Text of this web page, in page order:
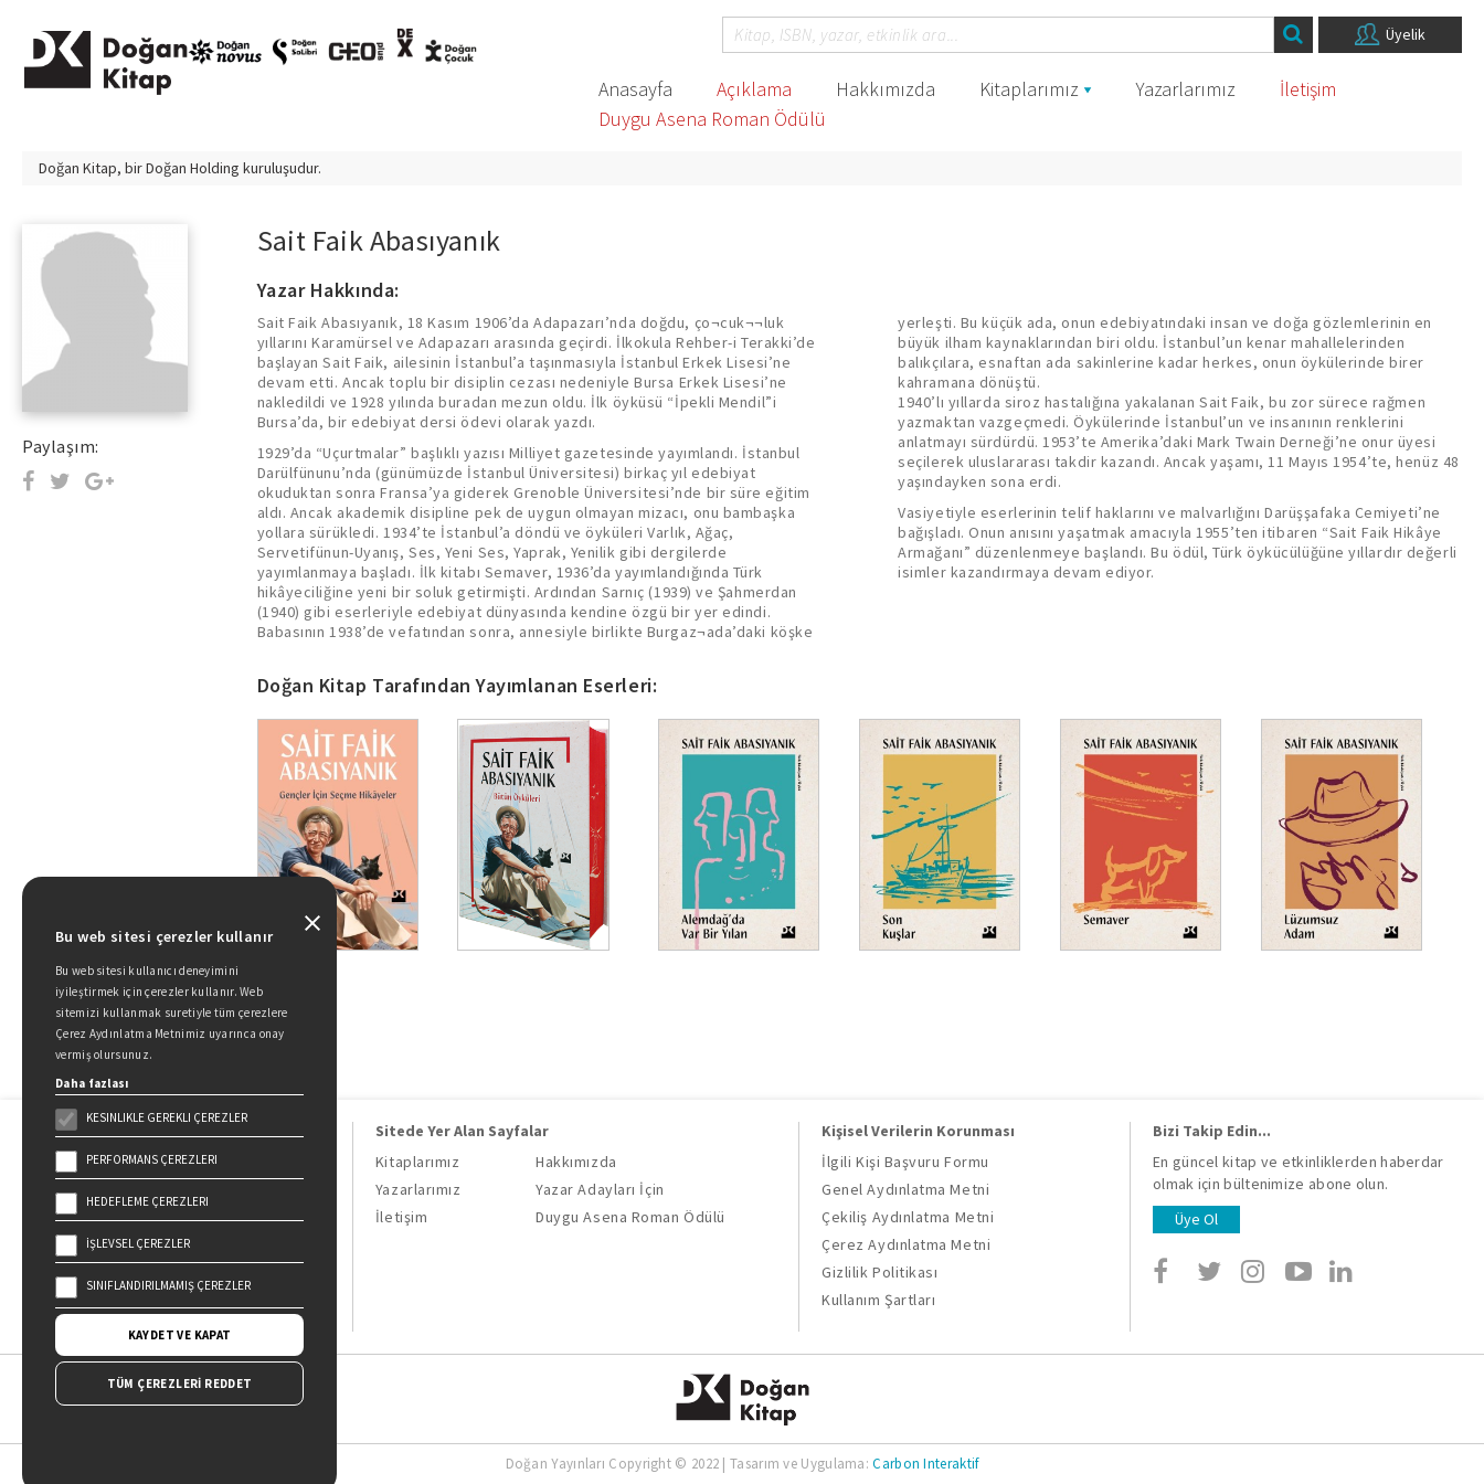
Üyelik
Anasayfa Açıklama Hakkımızda Kitaplarımız Yazarlarımız
İletişim
Duygu Asena Roman Ödülü
Doğan Kitap, birDoğan Holding kuruluşudur.
Paylaşım:
Sait Faik Abasıyanık
Yazar Hakkında:
Sait Faik Abasıyanık, 18 Kasım 1906’da Adapazarı’nda doğdu, ço¬cuk¬¬luk
yıllarını Karamürsel ve Adapazarı arasında geçirdi. İlkokula Rehber-i Terakki’de
başlayan Sait Faik, ailesinin İstanbul’a taşınmasıyla İstanbul Erkek Lisesi’ne
devam etti. Ancak toplu bir disiplin cezası nedeniyle Bursa Erkek Lisesi’ne
nakledildi ve 1928 yılında buradan mezun oldu. İlk öyküsü “İpekli Mendil”i
Bursa’da, bir edebiyat dersi ödevi olarak yazdı.
1929’da “Uçurtmalar” başlıklı yazısı Milliyet gazetesinde yayımlandı. İstanbul
Darülfünunu’nda (günümüzde İstanbul Üniversitesi) birkaç yıl edebiyat
okuduktan sonra Fransa’ya giderek Grenoble Üniversitesi’nde bir süre eğitim
aldı. Ancak akademik disipline pek de uygun olmayan mizacı, onu bambaşka
yollara sürükledi. 1934’te İstanbul’a döndü ve öyküleri Varlık, Ağaç,
Servetifünun-Uyanış, Ses, Yeni Ses, Yaprak, Yenilik gibi dergilerde
yayımlanmaya başladı. İlk kitabı Semaver, 1936’da yayımlandığında Türk
hikâyeciliğine yeni bir soluk getirmişti. Ardından Sarnıç (1939) ve Şahmerdan
(1940) gibi eserleriyle edebiyat dünyasında kendine özgü bir yer edindi.
Babasının 1938’de vefatından sonra, annesiyle birlikte Burgaz¬ada’daki köşke
yerleşti. Bu küçük ada, onun edebiyatındaki insan ve doğa gözlemlerinin en
büyük ilham kaynaklarından biri oldu. İstanbul’un kenar mahallelerinden
balıkçılara, esnaftan ada sakinlerine kadar herkes, onun öykülerinde birer
kahramana dönüştü.
1940’lı yıllarda siroz hastalığına yakalanan Sait Faik, bu zor sürece rağmen
yazmaktan vazgeçmedi. Öykülerinde İstanbul’un ve insanının renklerini
anlatmayı sürdürdü. 1953’te Amerika’daki Mark Twain Derneği’ne onur üyesi
seçilerek uluslararası takdir kazandı. Ancak yaşamı, 11 Mayıs 1954’te, henüz 48
yaşındayken sona erdi.
Vasiyetiyle eserlerinin telif haklarını ve malvarlığını Darüşşafaka Cemiyeti’ne
bağışladı. Onun anısını yaşatmak amacıyla 1955’ten itibaren “Sait Faik Hikâye
Armağanı” düzenlenmeye başlandı. Bu ödül, Türk öykücülüğüne yıllardır değerli
isimler kazandırmaya devam ediyor.
Doğan Kitap Tarafından Yayımlanan Eserleri:
Doğan Kitap, bir Doğan Holding
kuruluşudur.
19 Mayıs Cad. Golden Plaza No:1 Kat:10
34360 / Şişli / İstanbul
Sitede Yer Alan Sayfalar
Kitaplarımız
Hakkımızda
Yazarlarımız
Yazar Adayları İçin
İletişim
Duygu Asena Roman Ödülü
Kişisel Verilerin Korunması
İlgili Kişi Başvuru Formu
Genel Aydınlatma Metni
Çekiliş Aydınlatma Metni
Çerez Aydınlatma Metni
Gizlilik Politikası
Kullanım Şartları
Bizi Takip Edin...
En güncel kitap ve etkinliklerden haberdar
olmak için bültenimize abone olun.
Üye Ol
Doğan Yayınları Copyright © 2022 | Tasarım ve Uygulama:Carbon Interaktif
Bu web sitesi çerezler kullanır
Bu web sitesi kullanıcı deneyimini
iyileştirmek için çerezler kullanır. Web
sitemizi kullanmak suretiyle tüm çerezlere
Çerez Aydınlatma Metnimiz uyarınca onay
vermiş olursunuz.
Daha fazlası
KESINLIKLE GEREKLI ÇEREZLER
PERFORMANS ÇEREZLERI
HEDEFLEME ÇEREZLERI
İŞLEVSEL ÇEREZLER
SINIFLANDIRILMAMIŞ ÇEREZLER
KAYDET VE KAPAT
TÜM ÇEREZLERİ REDDET